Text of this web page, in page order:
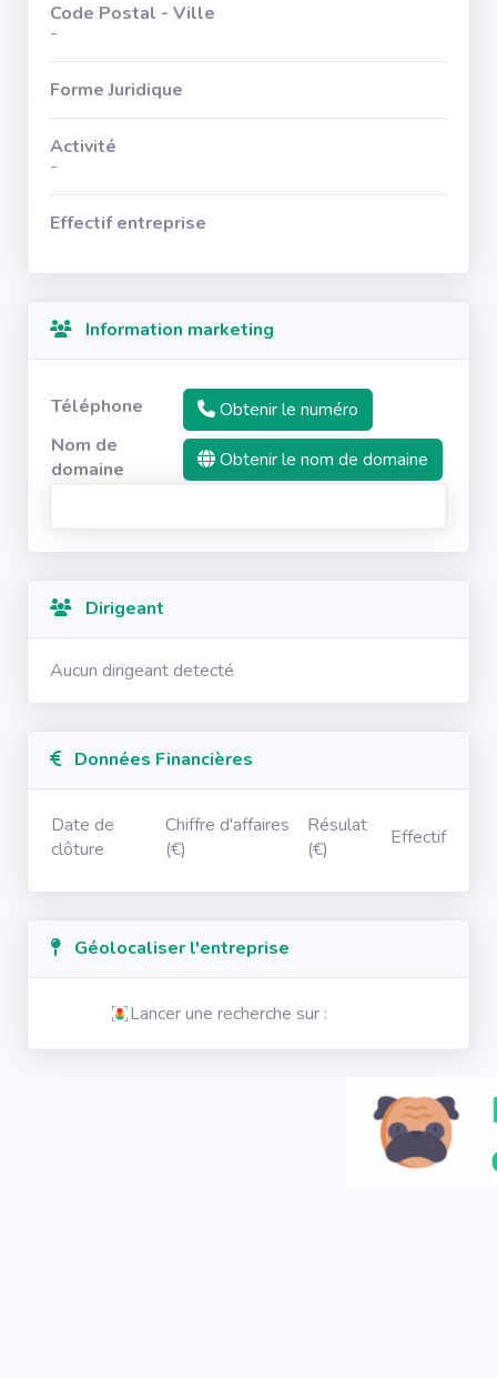
Code Postal - Ville
-
Forme Juridique
Activité
-
Effectif entreprise
Information marketing
Téléphone
Obtenir le numéro
Nom de
domaine
Obtenir le nom de domaine
Dirigeant
Aucun dirigeant detecté
Données Financières
Date de
clôture
Chiffre d'affaires
(€)
Résulat
(€)
Effectif
Géolocaliser l'entreprise
Lancer une recherche sur :